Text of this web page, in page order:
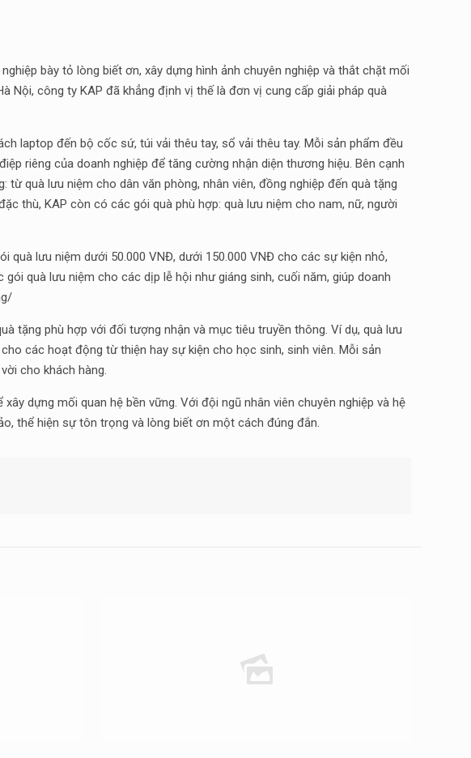
bày tỏ lòng biết ơn, xây dựng hình ảnh chuyên nghiệp và thắt chặt mối
Nội, công ty KAP đã khẳng định vị thế là đơn vị cung cấp giải pháp quà
laptop đến bộ cốc sứ, túi vải thêu tay, sổ vải thêu tay. Mỗi sản phẩm đều
riêng của doanh nghiệp để tăng cường nhận diện thương hiệu. Bên cạnh
quà lưu niệm cho dân văn phòng, nhân viên, đồng nghiệp đến quà tặng
thù, KAP còn có các gói quà phù hợp: quà lưu niệm cho nam, nữ, người
quà lưu niệm dưới 50.000 VNĐ, dưới 150.000 VNĐ cho các sự kiện nhỏ,
quà lưu niệm cho các dịp lễ hội như giáng sinh, cuối năm, giúp doanh
tặng phù hợp với đối tượng nhận và mục tiêu truyền thông. Ví dụ, quà lưu
các hoạt động từ thiện hay sự kiện cho học sinh, sinh viên. Mỗi sản
cho khách hàng.
dựng mối quan hệ bền vững. Với đội ngũ nhân viên chuyên nghiệp và hệ
thể hiện sự tôn trọng và lòng biết ơn một cách đúng đắn.